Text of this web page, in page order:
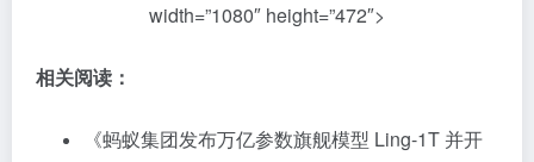
width=”1080″ height=”472″>
相关阅读：
《蚂蚁集团发布万亿参数旗舰模型 Ling-1T 并开